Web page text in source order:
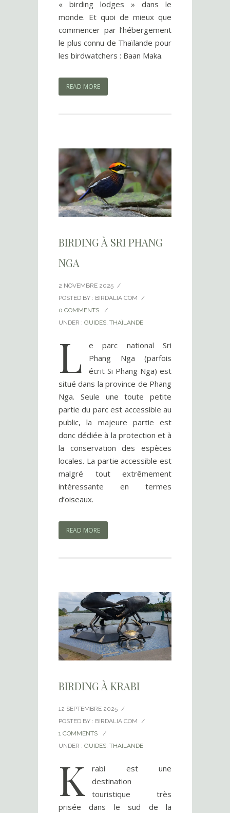
« birding lodges » dans le
monde. Et quoi de mieux que
commencer par l’hébergement
le plus connu de Thaïlande pour
les birdwatchers : Baan Maka.
READ MORE
BIRDING À SRI PHANG
NGA
2 NOVEMBRE 2025 /
POSTED BY : BIRDALIA.COM /
0 COMMENTS
/
UNDER : GUIDES, THAÏLANDE
L
e parc national Sri
Phang Nga (parfois
écrit Si Phang Nga) est
situé dans la province de Phang
Nga. Seule une toute petite
partie du parc est accessible au
public, la majeure partie est
donc dédiée à la protection et à
la conservation des espèces
locales. La partie accessible est
malgré tout extrêmement
intéressante en termes
d’oiseaux.
READ MORE
BIRDING À KRABI
12 SEPTEMBRE 2025 /
POSTED BY : BIRDALIA.COM /
1 COMMENTS
/
UNDER : GUIDES, THAÏLANDE
K
rabi est une
destination
touristique très
prisée dans le sud de la